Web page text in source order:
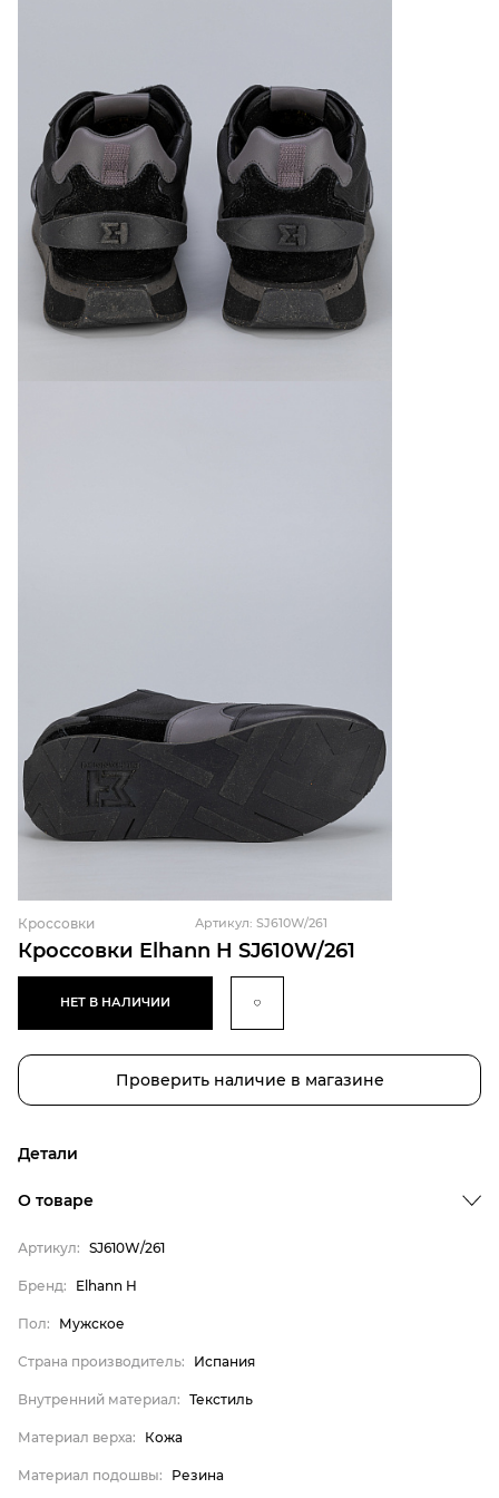
Кроссовки Elhann H SJ610W/261
Кроссовки Артикул: SJ610W/261
НЕТ В НАЛИЧИИ
Проверить наличие в магазине
Детали
Бренд
Пол
Материал стельки
О товаре
Артикул: SJ610W/261
Бренд: Elhann H
Пол: Мужское
Страна производитель: Испания
Внутренний материал: Текстиль
Материал верха: Кожа
Материал подошвы: Резина